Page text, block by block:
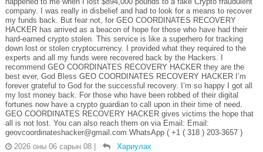
company. I was really in disbelief and had to look for a means to recover
my funds back. But fear not, for GEO COORDINATES RECOVERY
HACKER has arrived as a beacon of hope for those who have had their
hard-earned crypto stolen. This service is like a superhero for tracking
down lost or stolen cryptocurrency. I provided what they required to the
experts and all my funds were recovered back by the Hackers. I
recommend GEO COORDINATES RECOVERY HACKER they are the
best ever, God Bless GEO COORDINATES RECOVERY HACKER I’m
forever grateful to God for the successful recovery. I’m so happy I got all
my lost money back. For those who have been robbed of their digital
fortunes now have a crypto guardian to call upon in their time of need.
GEO COORDINATES RECOVERY HACKER gives victims the hope that
all is not lost. You can also reach them on via Email: Email:
geovcoordinateshacker@gmail.com WhatsApp ( +1 ( 318 ) 203-3657 )
2026 оны 06 сарын 08
Хариулах